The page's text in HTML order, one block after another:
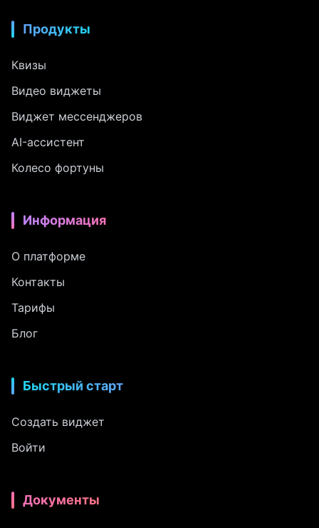
Продукты
Квизы
Видео виджеты
Виджет мессенджеров
AI-ассистент
Колесо фортуны
Информация
О платформе
Контакты
Тарифы
Блог
Быстрый старт
Создать виджет
Войти
Документы